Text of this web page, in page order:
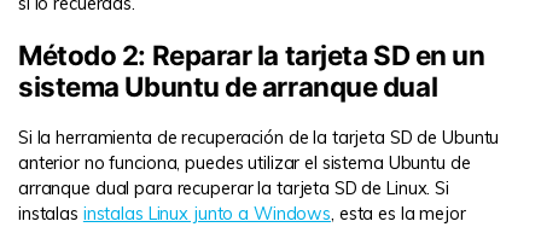
Método 2: Reparar la tarjeta SD en un
sistema Ubuntu de arranque dual
Si la herramienta de recuperación de la tarjeta SD de Ubuntu
anterior no funciona, puedes utilizar el sistema Ubuntu de
arranque dual para recuperar la tarjeta SD de Linux. Si
instalas instalas Linux junto a Windows, esta es la mejor